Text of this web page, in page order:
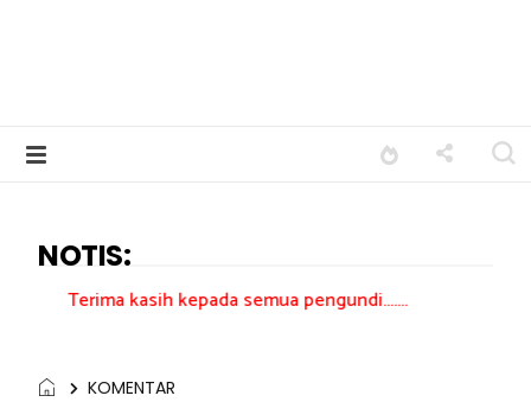
NOTIS:
kasih kepada semua pengundi.......
KOMENTAR